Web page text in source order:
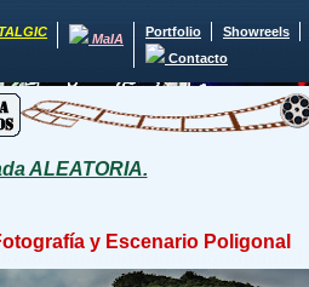
MaIA Portfolio Showreels
Contacto
ALEATORIA.
y Escenario Poligonal